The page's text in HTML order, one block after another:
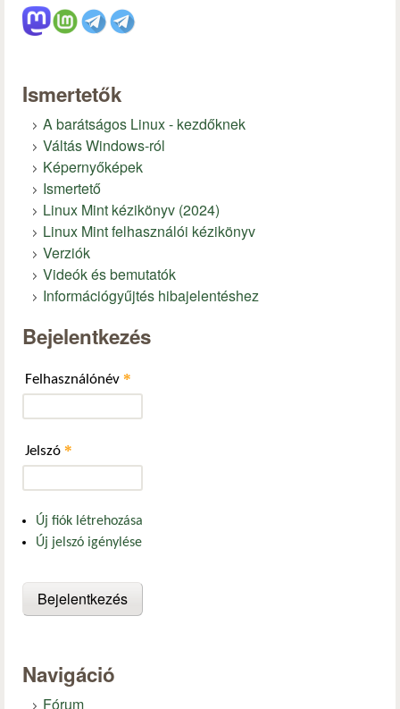
Ismertetők
A barátságos Linux - kezdőknek
Váltás Windows-ról
Képernyőképek
Ismertető
Linux Mint kézikönyv (2024)
Linux Mint felhasználói kézikönyv
Verziók
Videók és bemutatók
Információgyűjtés hibajelentéshez
Bejelentkezés
Felhasználónév *
Jelszó *
Új fiók létrehozása
Új jelszó igénylése
Navigáció
Fórum